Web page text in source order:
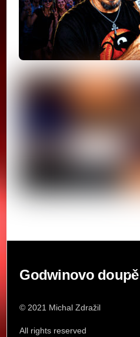
Godwinovo doupě
© 2021 Michal Zdražil
All rights reserved